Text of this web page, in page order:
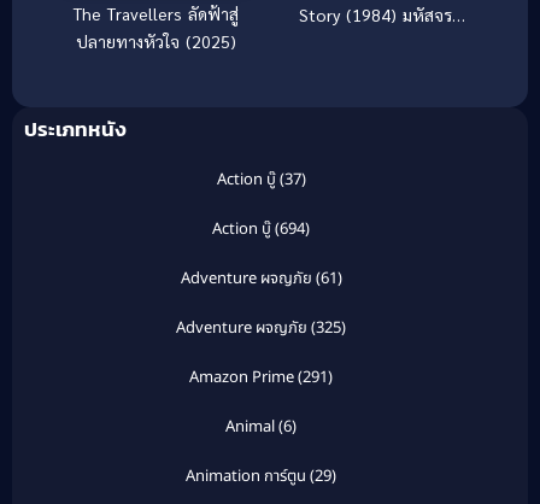
The Travellers ลัดฟ้าสู่
ปลายทางหัวใจ (2025)
Story (1984) มหัสจรรย์
ประเภทหนัง
Action บู๊(37)
Action บู๊(694)
Adventure ผจญภัย (61)
Adventure ผจญภัย (325)
Amazon Prime(291)
Animal(6)
Animation การ์ตูน (29)